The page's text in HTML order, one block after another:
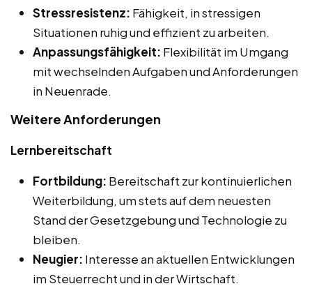
Stressresistenz: Fähigkeit, in stressigen
Situationen ruhig und effizient zu arbeiten.
Anpassungsfähigkeit: Flexibilität im Umgang
mit wechselnden Aufgaben und Anforderungen
in Neuenrade.
Weitere Anforderungen
Lernbereitschaft
Fortbildung: Bereitschaft zur kontinuierlichen
Weiterbildung, um stets auf dem neuesten
Stand der Gesetzgebung und Technologie zu
bleiben.
Neugier: Interesse an aktuellen Entwicklungen
im Steuerrecht und in der Wirtschaft.